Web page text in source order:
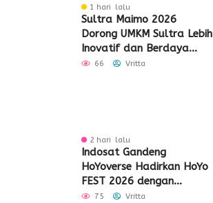
1 hari lalu
Sultra Maimo 2026
Dorong UMKM Sultra Lebih
Inovatif dan Berdaya
Saing
66 Vritta
2 hari lalu
Indosat Gandeng
HoYoverse Hadirkan HoYo
FEST 2026 dengan
Dukungan 5G
75 Vritta